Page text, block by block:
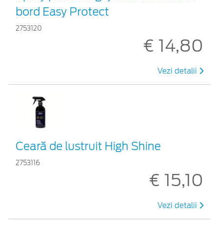
bord Easy Protect
2753120
€ 14,80
Vezi detalii
Ceară de lustruit High Shine
2753116
€ 15,10
Vezi detalii